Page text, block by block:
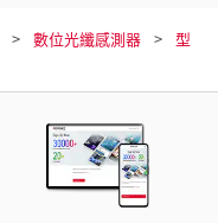
數位光纖感測器
型